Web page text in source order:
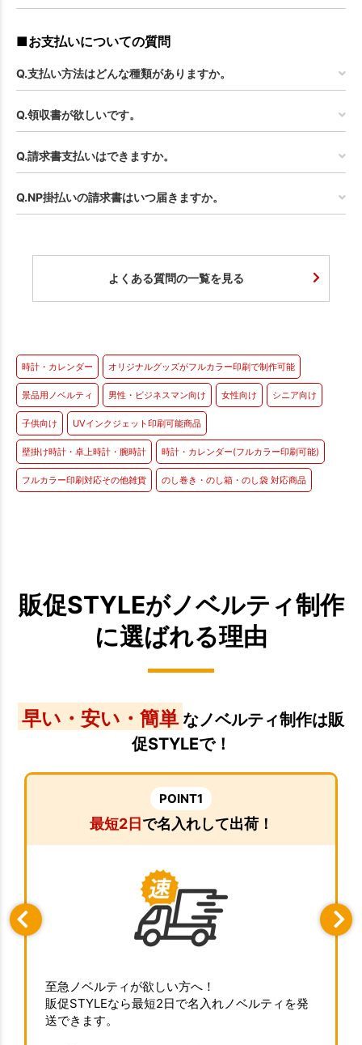
■お支払いについての質問
Q.支払い方法はどんな種類がありますか。
Q.領収書が欲しいです。
Q.請求書支払いはできますか。
Q.NP掛払いの請求書はいつ届きますか。
よくある質問の一覧を見る
時計・カレンダー オリジナルグッズがフルカラー印刷で制作可能
景品用ノベルティ 男性・ビジネスマン向け 女性向け シニア向け
子供向け UVインクジェット印刷可能商品
壁掛け時計・卓上時計・腕時計 時計・カレンダー(フルカラー印刷可能)
フルカラー印刷対応その他雑貨 のし巻き・のし箱・のし袋 対応商品
販促STYLEがノベルティ制作
に選ばれる理由
早い・安い・簡単 なノベルティ制作は販
促STYLEで！
POINT1
最短2日で名入れして出荷！
至急ノベルティが欲しい方へ！
販促STYLEなら最短2日で名入れノベルティを発
送できます。